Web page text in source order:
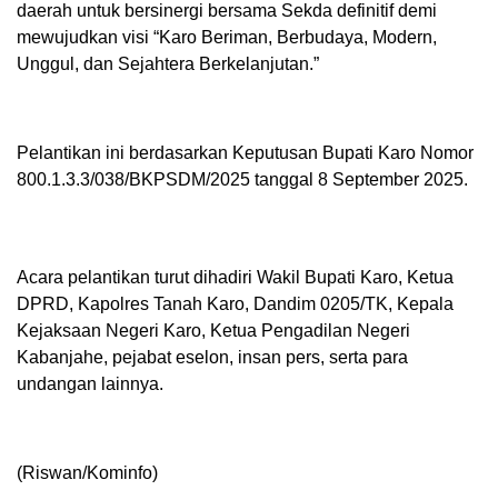
daerah untuk bersinergi bersama Sekda definitif demi
mewujudkan visi “Karo Beriman, Berbudaya, Modern,
Unggul, dan Sejahtera Berkelanjutan.”
Pelantikan ini berdasarkan Keputusan Bupati Karo Nomor
800.1.3.3/038/BKPSDM/2025 tanggal 8 September 2025.
Acara pelantikan turut dihadiri Wakil Bupati Karo, Ketua
DPRD, Kapolres Tanah Karo, Dandim 0205/TK, Kepala
Kejaksaan Negeri Karo, Ketua Pengadilan Negeri
Kabanjahe, pejabat eselon, insan pers, serta para
undangan lainnya.
(Riswan/Kominfo)